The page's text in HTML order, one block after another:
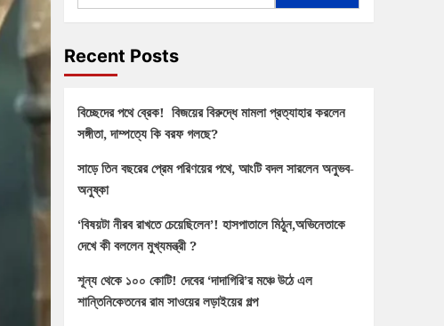
Recent Posts
বিচ্ছেদের পথে ব্রেক! বিজয়ের বিরুদ্ধে মামলা প্রত্যাহার করলেন
সঙ্গীতা, দাম্পত্যে কি বরফ গলছে?
সাড়ে তিন বছরের প্রেম পরিণয়ের পথে, আংটি বদল সারলেন অনুভব-
অনুষ্কা
‘বিষয়টা নীরব রাখতে চেয়েছিলেন’! হাসপাতালে মিঠুন,অভিনেতাকে
দেখে কী বললেন মুখ্যমন্ত্রী ?
শূন্য থেকে ১০০ কোটি! দেবের ‘দাদাগিরি’র মঞ্চে উঠে এল
শান্তিনিকেতনের রাম সাওয়ের লড়াইয়ের গল্প